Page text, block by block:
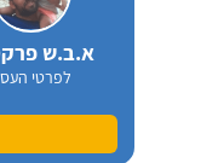
א.ב.ש
לפרטי